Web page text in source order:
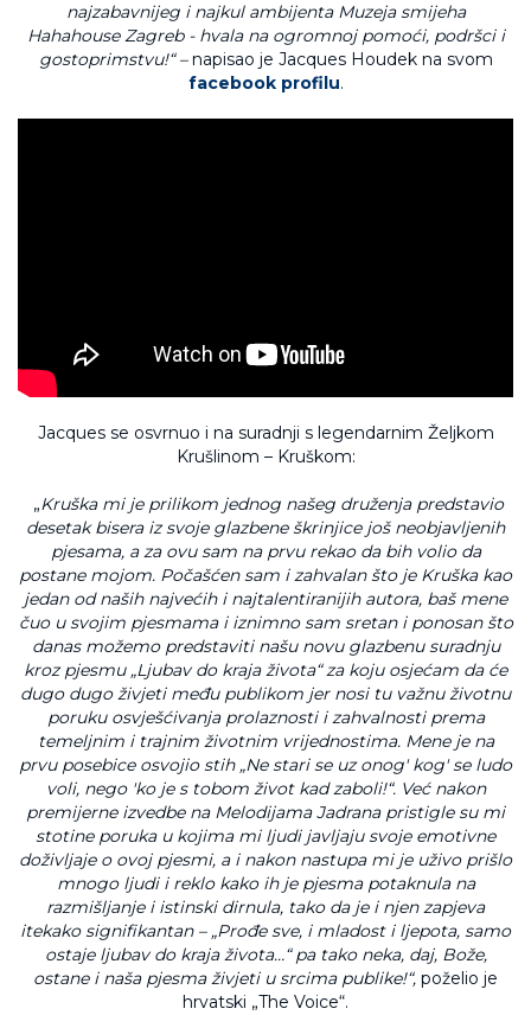
najzabavnijeg i najkul ambijenta Muzeja smijeha
Hahahouse Zagreb - hvala na ogromnoj pomoći, podršci i
gostoprimstvu!“ –napisao je Jacques Houdek na svom
facebook profilu.
Jacques se osvrnuo i na suradnji s legendarnim Željkom
Krušlinom – Kruškom:
„Kruška mi je prilikom jednog našeg druženja predstavio
desetak bisera iz svoje glazbene škrinjice još neobjavljenih
pjesama, a za ovu sam na prvu rekao da bih volio da
postane mojom. Počašćen sam i zahvalan što je Kruška kao
jedan od naših najvećih i najtalentiranijih autora, baš mene
čuo u svojim pjesmama i iznimno sam sretan i ponosan što
danas možemo predstaviti našu novu glazbenu suradnju
kroz pjesmu „Ljubav do kraja života“ za koju osjećam da će
dugo dugo živjeti među publikom jer nosi tu važnu životnu
poruku osvješćivanja prolaznosti i zahvalnosti prema
temeljnim i trajnim životnim vrijednostima. Mene je na
prvu posebice osvojio stih „Ne stari se uz onog' kog' se ludo
voli, nego 'ko je s tobom život kad zaboli!“. Već nakon
premijerne izvedbe na Melodijama Jadrana pristigle su mi
stotine poruka u kojima mi ljudi javljaju svoje emotivne
doživljaje o ovoj pjesmi, a i nakon nastupa mi je uživo prišlo
mnogo ljudi i reklo kako ih je pjesma potaknula na
razmišljanje i istinski dirnula, tako da je i njen zapjeva
itekako signifikantan – „Prođe sve, i mladost i ljepota, samo
ostaje ljubav do kraja života…“ pa tako neka, daj, Bože,
ostane i naša pjesma živjeti u srcima publike!“, poželio je
hrvatski „The Voice“.